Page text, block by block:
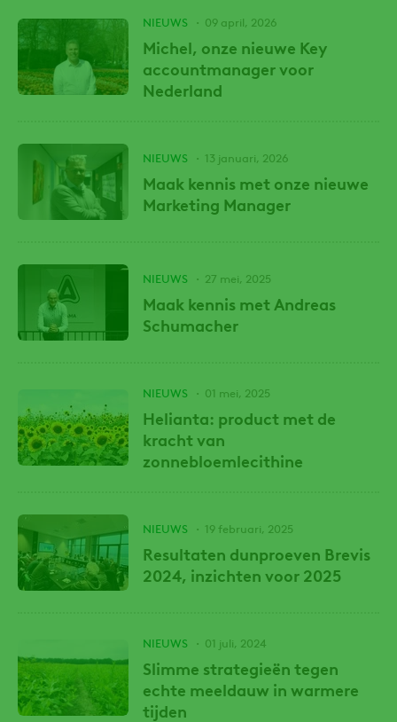
NIEUWS 09 april, 2026
Michel, onze nieuwe Key
accountmanager voor
Nederland
NIEUWS 13 januari, 2026
Maak kennis met onze nieuwe
Marketing Manager
NIEUWS 27 mei, 2025
Maak kennis met Andreas
Schumacher
NIEUWS 01 mei, 2025
Helianta: product met de
kracht van
zonnebloemlecithine
NIEUWS 19 februari, 2025
Resultaten dunproeven Brevis
2024, inzichten voor 2025
NIEUWS 01 juli, 2024
Slimme strategieën tegen
echte meeldauw in warmere
tijden